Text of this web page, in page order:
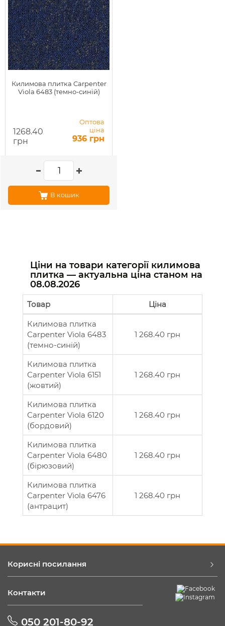
Килимова плитка Carpenter
Viola 6483 (темно-синій)
1268.40
грн
Оптова
ціна
936 грн
В кошик
Ціни на товари категорії килимова
плитка — актуальна ціна станом на
08.08.2026
Товар Ціна
Килимова плитка
Carpenter Viola 6483
(темно-синій)
1 268.40 грн
Килимова плитка
Carpenter Viola 6151
(жовтий)
1 268.40 грн
Килимова плитка
Carpenter Viola 6120
(бордовий)
1 268.40 грн
Килимова плитка
Carpenter Viola 6480
(бірюзовий)
1 268.40 грн
Килимова плитка
Carpenter Viola 6476
(антрацит)
1 268.40 грн
Корисні посилання
Контакти
050 201-80-92